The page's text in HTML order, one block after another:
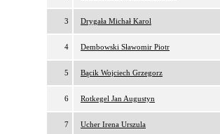
3 Drygała Michał Karol
4 Dembowski Sławomir Piotr
5 Bącik Wojciech Grzegorz
6 Rotkegel Jan Augustyn
7 Ucher Irena Urszula